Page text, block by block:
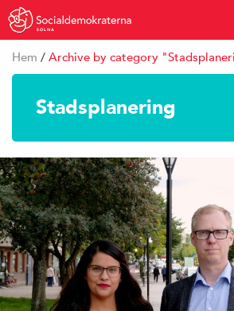
SOLNA
Hem / Archive by category
Stadsplanering